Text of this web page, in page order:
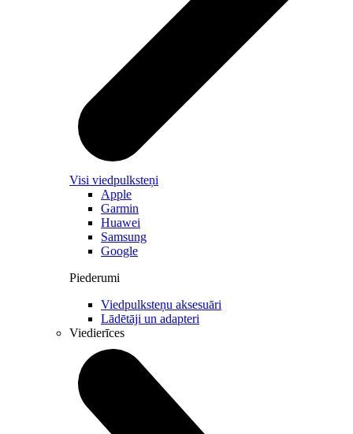
Visi viedpulksteņi
Apple
Garmin
Huawei
Samsung
Google
Piederumi
Viedpulksteņu aksesuāri
Lādētāji un adapteri
Viedierīces